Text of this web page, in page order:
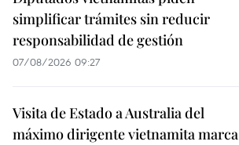
simplificar trámites sin reducir
responsabilidad de gestión
07/08/2026 09:27
Visita de Estado a Australia del
máximo dirigente vietnamita marca